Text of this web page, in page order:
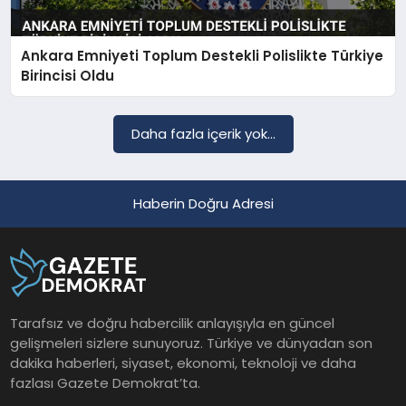
SAĞLIK
YAŞAM
Ankara Emniyeti Toplum Destekli Polislikte Türkiye
Birincisi Oldu
Daha fazla içerik yok...
Haberin Doğru Adresi
Tarafsız ve doğru habercilik anlayışıyla en güncel
gelişmeleri sizlere sunuyoruz. Türkiye ve dünyadan son
dakika haberleri, siyaset, ekonomi, teknoloji ve daha
fazlası Gazete Demokrat’ta.